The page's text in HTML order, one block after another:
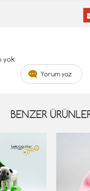
yok
Yorum yaz
BENZER